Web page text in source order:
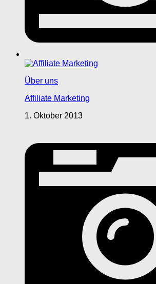
Über uns
Affiliate Marketing
1. Oktober 2013